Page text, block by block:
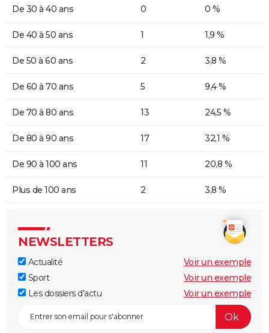
De 30 à 40 ans 0 0 %
De 40 à 50 ans 1 1,9 %
De 50 à 60 ans 2 3,8 %
De 60 à 70 ans 5 9,4 %
De 70 à 80 ans 13 24,5 %
De 80 à 90 ans 17 32,1 %
De 90 à 100 ans 11 20,8 %
Plus de 100 ans 2 3,8 %
NEWSLETTERS
Actualité
Voir un exemple
Sport
Voir un exemple
Les dossiers d'actu
Voir un exemple